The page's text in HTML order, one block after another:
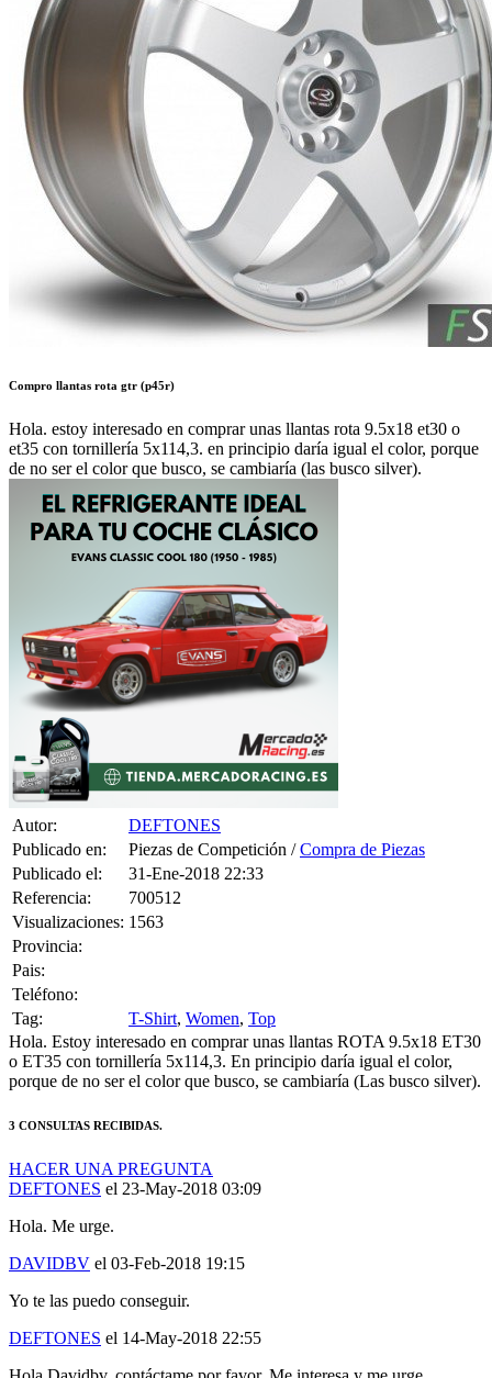
et35 con tornillería 5x114,3. en principio daría igual el color, porque
de no ser el color que busco, se cambiaría (las busco silver).
Autor:
DEFTONES
Publicado en:
Piezas de Competición /
Publicado el:
31-Ene-2018 22:33
Referencia:
700512
Visualizaciones:
1563
Provincia:
Pais:
Teléfono:
Tag:
Hola. Estoy interesado en comprar unas llantas ROTA 9.5x18 ET30
o ET35 con tornillería 5x114,3. En principio daría igual el color,
porque de no ser el color que busco, se cambiaría (Las busco silver).
DEFTONES el 23-May-2018 03:09
Hola. Me urge.
DAVIDBV el 03-Feb-2018 19:15
Yo te las puedo conseguir.
DEFTONES el 14-May-2018 22:55
Hola Davidbv, contáctame por favor. Me interesa y me urge
bastante. @davidbv